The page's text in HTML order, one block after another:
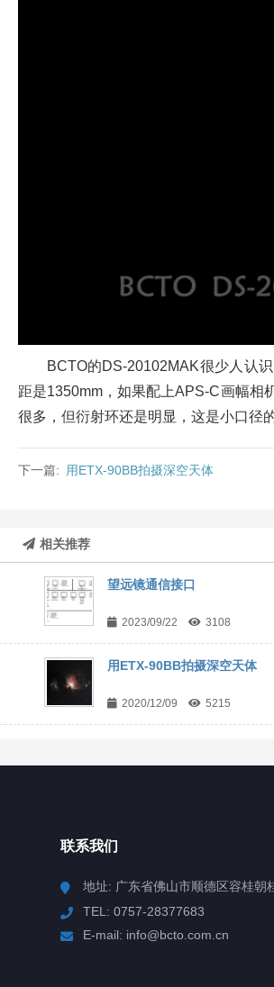
BCTO的DS-20102MAK很少人认
距是1350mm，如果配上APS-C画幅相
很多，但衍射环还是明显，这是小口径
下一篇: 用ETX-90BB拍摄深空天体
相关推荐
望远镜通信接口
2023/09/22 3108
用ETX-90BB拍摄深空天体
2020/12/09 5215
联系我们
地址: 广东省佛山市顺德区容桂朝
TEL: 0757-28377683
E-mail: info@bcto.com.cn